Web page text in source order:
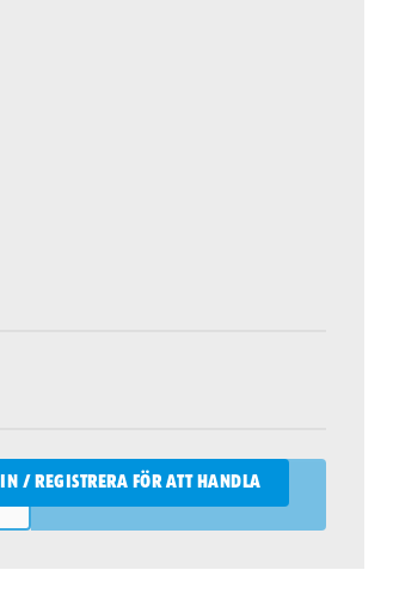
/ REGISTRERA FÖR ATT HANDLA
LÄGG I VARUKORGEN